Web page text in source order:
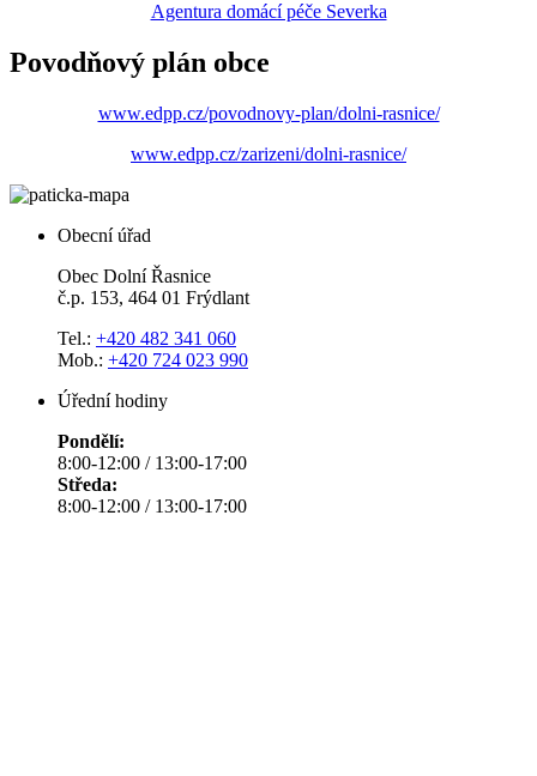
Agentura domácí péče Severka
Povodňový plán obce
www.edpp.cz/povodnovy-plan/dolni-rasnice/
www.edpp.cz/zarizeni/dolni-rasnice/
Obecní úřad
Obec Dolní Řasnice
č.p. 153, 464 01 Frýdlant
Tel.: +420 482 341 060
Mob.: +420 724 023 990
Úřední hodiny
Pondělí:
8:00-12:00 / 13:00-17:00
Středa:
8:00-12:00 / 13:00-17:00